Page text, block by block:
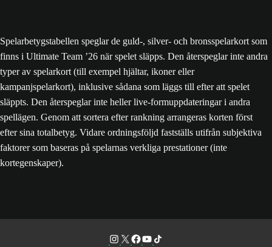
Spelarbetygstabellen speglar de guld-, silver- och bronsspelarkort som
finns i Ultimate Team ’26 när spelet släpps. Den återspeglar inte andra
typer av spelarkort (till exempel hjältar, ikoner eller
kampanjspelarkort), inklusive sådana som läggs till efter att spelet
släppts. Den återspeglar inte heller live-formuppdateringar i andra
spellägen. Genom att sortera efter rankning arrangeras korten först
efter sina totalbetyg. Vidare ordningsföljd fastställs utifrån subjektiva
faktorer som baseras på spelarnas verkliga prestationer (inte
kortegenskaper).